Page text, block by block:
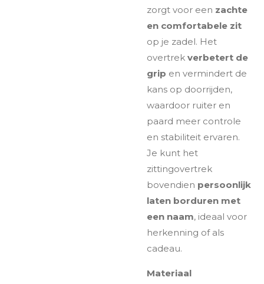
zorgt voor een zachte
en comfortabele zit
op je zadel. Het
overtrek verbetert de
grip en vermindert de
kans op doorrijden,
waardoor ruiter en
paard meer controle
en stabiliteit ervaren.
Je kunt het
zittingovertrek
bovendien persoonlijk
laten borduren met
een naam, ideaal voor
herkenning of als
cadeau.
Materiaal